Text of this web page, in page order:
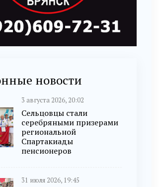
новости
3 августа 2026, 20:02
Сельцовцы стали
серебряными призерами
региональной
Спартакиады
пенсионеров
31 июля 2026, 19:45